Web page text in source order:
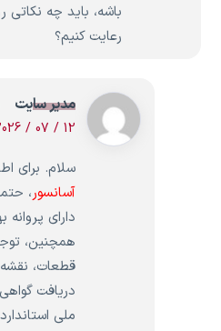
باشه، باید چه
رعایت کنیم؟
مدیر سایت
12 / 07 / 2026
سلام. برای
آسانسور،
دارای پروانه
همچنین،
قطعات،
دریافت
ملی